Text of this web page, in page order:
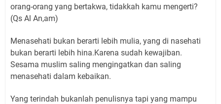
orang-orang yang bertakwa, tidakkah kamu mengerti?
(Qs Al An,am)
Menasehati bukan berarti lebih mulia, yang di nasehati
bukan berarti lebih hina.Karena sudah kewajiban.
Sesama muslim saling mengingatkan dan saling
menasehati dalam kebaikan.
Yang terindah bukanlah penulisnya tapi yang mampu